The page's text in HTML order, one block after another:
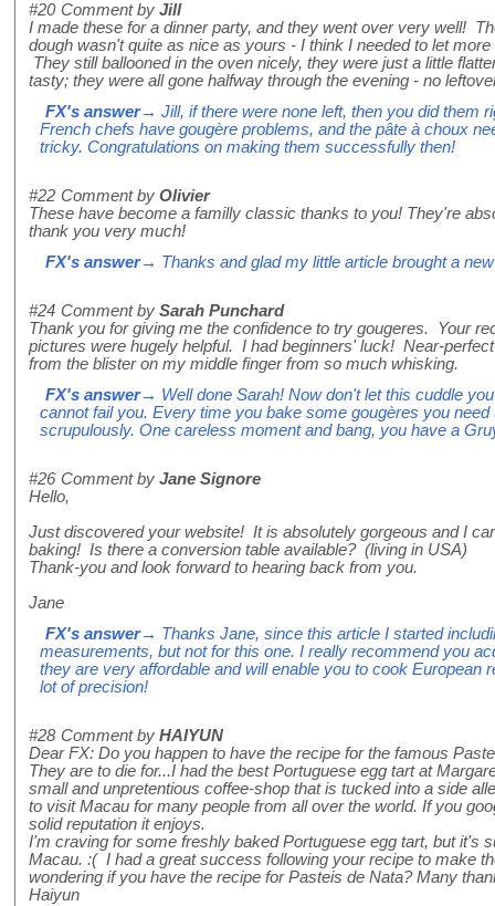
#20 Comment by Jill
I made these for a dinner party, and they went over very well!
dough wasn't quite as nice as yours - I think I needed to let
They still ballooned in the oven nicely, they were just a little
tasty; they were all gone halfway through the evening - no
FX's answer→ Jill, if there were none left, then you did them
French chefs have gougère problems, and the pâte à choux
tricky. Congratulations on making them successfully then!
#22 Comment by Olivier
These have become a familly classic thanks to you! They're
thank you very much!
FX's answer→ Thanks and glad my little article brought a
#24 Comment by Sarah Punchard
Thank you for giving me the confidence to try gougeres. Your
pictures were hugely helpful. I had beginners' luck! Near-
from the blister on my middle finger from so much whisking.
FX's answer→ Well done Sarah! Now don't let this cuddle
cannot fail you. Every time you bake some gougères you need
scrupulously. One careless moment and bang, you have a
#26 Comment by Jane Signore
Hello,
Just discovered your website! It is absolutely gorgeous and I
baking! Is there a conversion table available? (living in USA)
Thank-you and look forward to hearing back from you.
Jane
FX's answer→ Thanks Jane, since this article I started
measurements, but not for this one. I really recommend you
they are very affordable and will enable you to cook European
lot of precision!
#28 Comment by HAIYUN
Dear FX: Do you happen to have the recipe for the famous
They are to die for...I had the best Portuguese egg tart at
small and unpretentious coffee-shop that is tucked into a side
to visit Macau for many people from all over the world. If you
solid reputation it enjoys.
I'm craving for some freshly baked Portuguese egg tart, but it's
Macau. :( I had a great success following your recipe to make
wondering if you have the recipe for Pasteis de Nata? Many
Haiyun